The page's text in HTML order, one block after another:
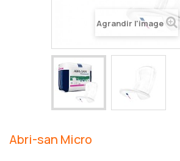
Agrandir l'image
Abri-san Micro